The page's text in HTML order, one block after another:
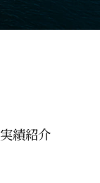
実績紹介